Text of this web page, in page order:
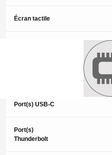
Écran tactile
Port(s) USB-C
Port(s)
Thunderbolt